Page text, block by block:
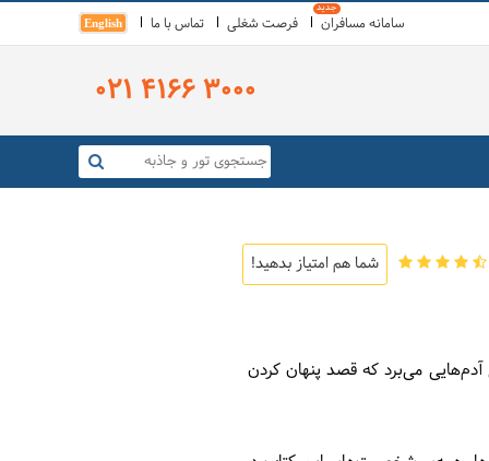
سامانه مسافران فرصت شغلی تماس با ما English
021 4166 3000
شما هم امتیاز بدهید!
آدم‌هایی می‌برد که قصد پنهان کردن